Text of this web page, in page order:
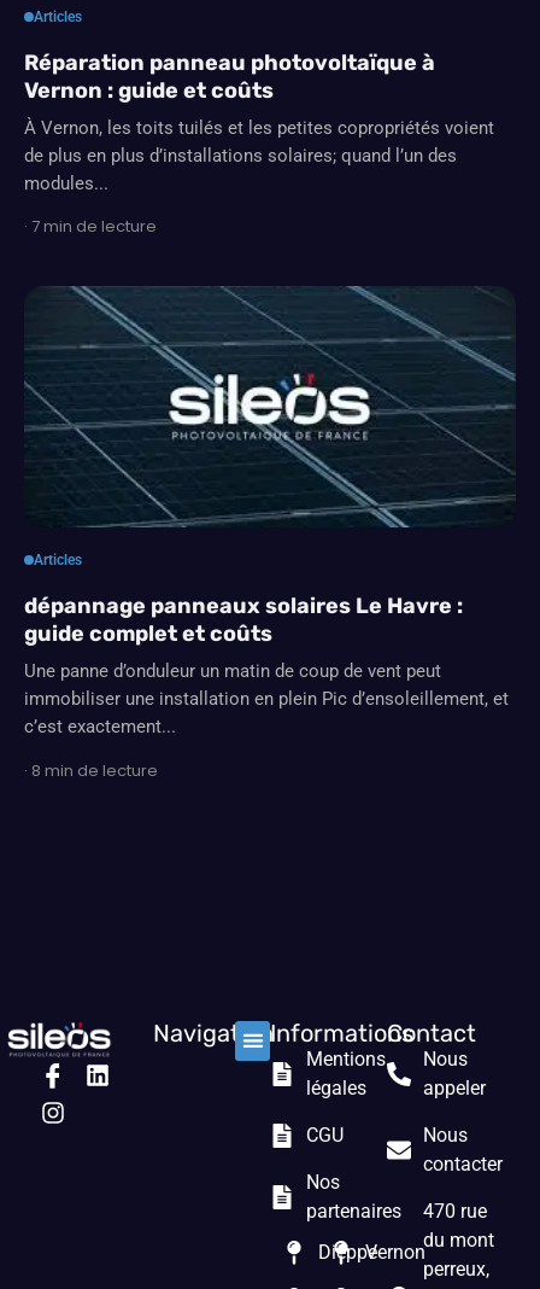
Articles
Réparation panneau photovoltaïque à
Vernon : guide et coûts
À Vernon, les toits tuilés et les petites copropriétés voient
de plus en plus d’installations solaires; quand l’un des
modules...
· 7 min de lecture
Articles
dépannage panneaux solaires Le Havre :
guide complet et coûts
Une panne d’onduleur un matin de coup de vent peut
immobiliser une installation en plein Pic d’ensoleillement, et
c’est exactement...
· 8 min de lecture
NavigationInformations
Mentions
légales
CGU
Nos
partenaires
DieppeVernon
Contact
Nous
appeler
Nous
contacter
470 rue
du mont
perreux,